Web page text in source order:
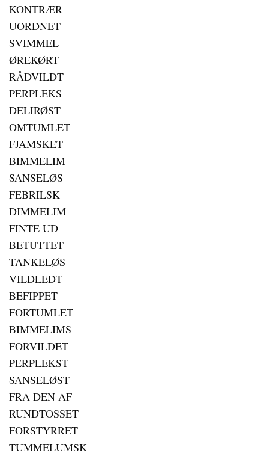
KONTRÆR
UORDNET
SVIMMEL
ØREKØRT
RÅDVILDT
PERPLEKS
DELIRØST
OMTUMLET
FJAMSKET
BIMMELIM
SANSELØS
FEBRILSK
DIMMELIM
FINTE UD
BETUTTET
TANKELØS
VILDLEDT
BEFIPPET
FORTUMLET
BIMMELIMS
FORVILDET
PERPLEKST
SANSELØST
FRA DEN AF
RUNDTOSSET
FORSTYRRET
TUMMELUMSK